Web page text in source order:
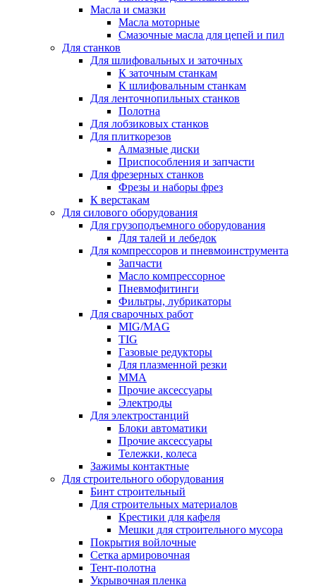
Масла и смазки
Масла моторные
Смазочные масла для цепей и пил
Для станков
Для шлифовальных и заточных
К заточным станкам
К шлифовальным станкам
Для ленточнопильных станков
Полотна
Для лобзиковых станков
Для плиткорезов
Алмазные диски
Приспособления и запчасти
Для фрезерных станков
Фрезы и наборы фрез
К верстакам
Для силового оборудования
Для грузоподъемного оборудования
Для талей и лебедок
Для компрессоров и пневмоинструмента
Запчасти
Масло компрессорное
Пневмофитинги
Фильтры, лубрикаторы
Для сварочных работ
MIG/MAG
TIG
Газовые редукторы
Для плазменной резки
ММА
Прочие аксессуары
Электроды
Для электростанций
Блоки автоматики
Прочие аксессуары
Тележки, колеса
Зажимы контактные
Для строительного оборудования
Бинт строительный
Для строительных материалов
Крестики для кафеля
Мешки для строительного мусора
Покрытия войлочные
Сетка армировочная
Тент-полотна
Укрывочная пленка